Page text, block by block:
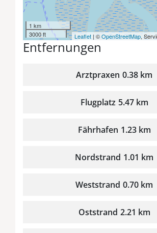
1 km
3000 ft
Leaflet| ©OpenStreetMap,
Entfernungen
Arztpraxen 0.38 km
Flugplatz 5.47 km
Fährhafen 1.23 km
Nordstrand 1.01 km
Weststrand 0.70 km
Oststrand 2.21 km